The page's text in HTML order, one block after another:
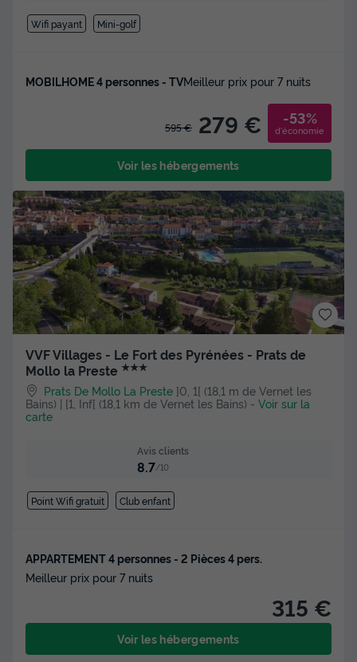
Wifi payant Mini-golf
MOBILHOME 4 personnes - TVMeilleur prix pour 7 nuits
595 € 279 € -53%
d'économie
Voir les hébergements
VVF Villages - Le Fort des Pyrénées - Prats de
Mollo la Preste ★★★
Prats De Mollo La Preste ]0, 1[ (18,1 m de Vernet les
Bains) | [1, Inf[ (18,1 km de Vernet les Bains) - Voir sur la
carte
Avis clients
8.7/10
Point Wifi gratuit Club enfant
APPARTEMENT 4 personnes - 2 Pièces 4 pers.
Meilleur prix pour 7 nuits
315 €
Voir les hébergements